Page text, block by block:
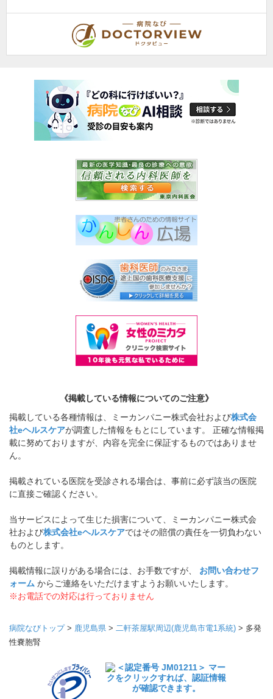
《掲載している情報についてのご注意》
掲載している各種情報は、ミーカンパニー株式会社および株式会
社eヘルスケアが調査した情報をもとにしています。 正確な情報掲
載に努めておりますが、内容を完全に保証するものではありませ
ん。
掲載されている医院を受診される場合は、事前に必ず該当の医院
に直接ご確認ください。
当サービスによって生じた損害について、ミーカンパニー株式会
社および株式会社eヘルスケアではその賠償の責任を一切負わない
ものとします。
掲載情報に誤りがある場合には、お手数ですが、 お問い合わせフ
ォーム からご連絡をいただけますようお願いいたします。
※お電話での対応は行っておりません
病院なびトップ> 鹿児島県 > 二軒茶屋駅周辺(鹿児島市電1系統) > 多発
性嚢胞腎